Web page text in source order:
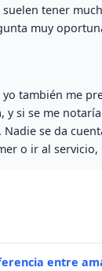
tener
muy
también me
y si se me
se da
o ir al
entre